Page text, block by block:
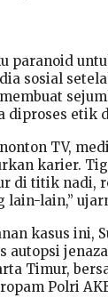
paranoid
sosial
diproses etik
TV,
karier.
di titik nadi,
lain-lain,”
kasus ini,
autopsi
Timur,
Polri